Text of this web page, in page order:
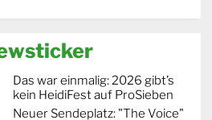
Das war einmalig: 2026 gibt’s
kein HeidiFest auf ProSieben
Neuer Sendeplatz: "The Voice"